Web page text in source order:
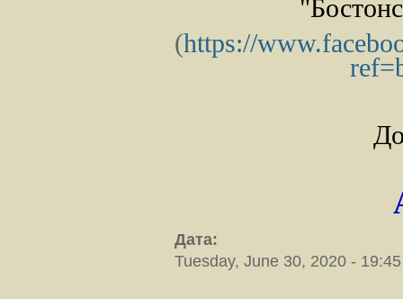
(https://
Дата:
Tuesday, June 30, 2020 - 19:45